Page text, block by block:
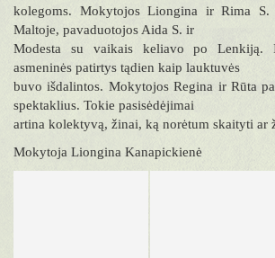
kolegoms. Mokytojos Liongina ir Rima
Maltoje, pavaduotojos Aida S. ir
Modesta su vaikais keliavo po Lenkiją.
asmeninės patirtys tądien kaip lauktuvės
buvo išdalintos. Mokytojos Regina ir Rūta
spektaklius. Tokie pasisėdėjimai
artina kolektyvą, žinai, ką norėtum skaityti ar
Mokytoja Liongina Kanapickienė